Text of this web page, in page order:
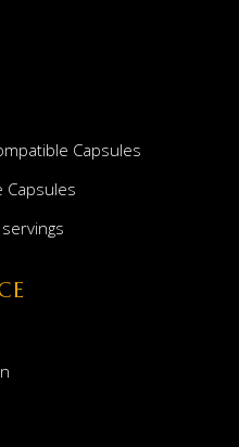
Capsules
Capsules